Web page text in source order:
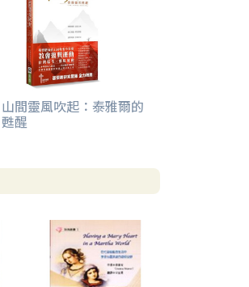
山間靈風吹起：泰雅爾的
甦醒